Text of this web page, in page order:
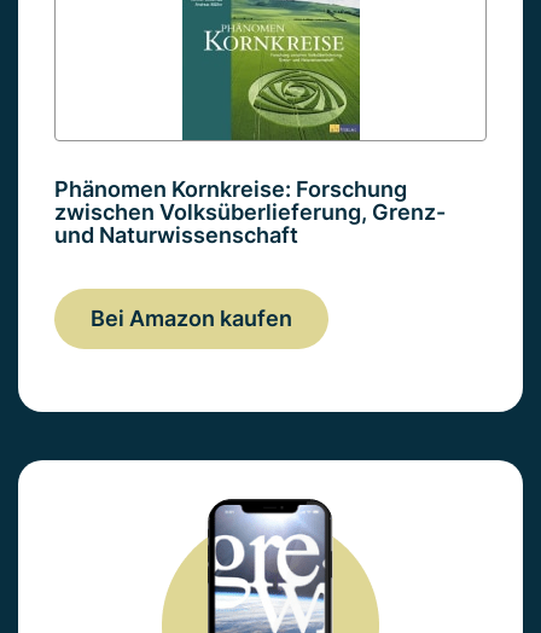
Phänomen Kornkreise: Forschung
zwischen Volksüberlieferung, Grenz-
und Naturwissenschaft
Bei Amazon kaufen